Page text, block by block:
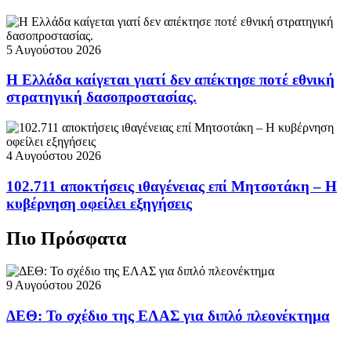
5 Αυγούστου 2026
Η Ελλάδα καίγεται γιατί δεν απέκτησε ποτέ εθνική
στρατηγική δασοπροστασίας.
4 Αυγούστου 2026
102.711 αποκτήσεις ιθαγένειας επί Μητσοτάκη – Η
κυβέρνηση οφείλει εξηγήσεις
Πιο Πρόσφατα
9 Αυγούστου 2026
ΔΕΘ: Το σχέδιο της ΕΛΑΣ για διπλό πλεονέκτημα